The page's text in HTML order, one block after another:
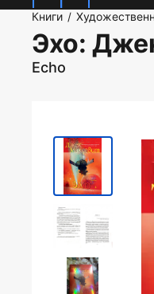
Книги /
Эхо:
Echo